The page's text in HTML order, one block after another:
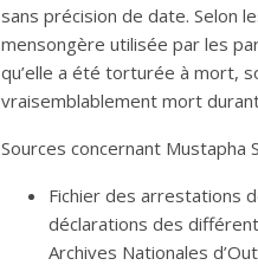
sans précision de date. Selon
mensongère utilisée par les
qu’elle a été torturée à mort,
vraisemblablement mort
Sources concernant Mustapha
Fichier des arrestations
déclarations des
Archives Nationales